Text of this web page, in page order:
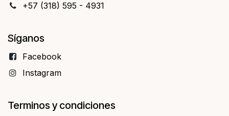
+57 (318) 595 - 4931
Síganos
Facebo​​ok
Instagram
Terminos y condiciones